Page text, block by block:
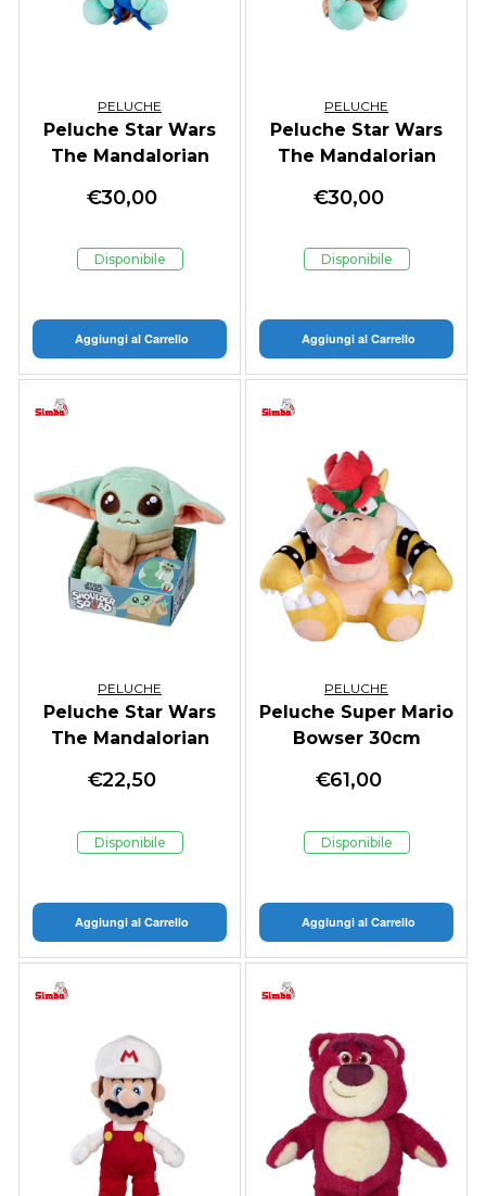
PELUCHE
Peluche Star Wars
The Mandalorian
w/Lucertola 25cm
€30,00
Disponibile
Aggiungi al Carrello
PELUCHE
Peluche Star Wars
The Mandalorian
w/Macaron 25cm
€30,00
Disponibile
Aggiungi al Carrello
PELUCHE
Peluche Star Wars
The Mandalorian
€22,50
Disponibile
Aggiungi al Carrello
PELUCHE
Peluche Super Mario
Bowser 30cm
€61,00
Disponibile
Aggiungi al Carrello